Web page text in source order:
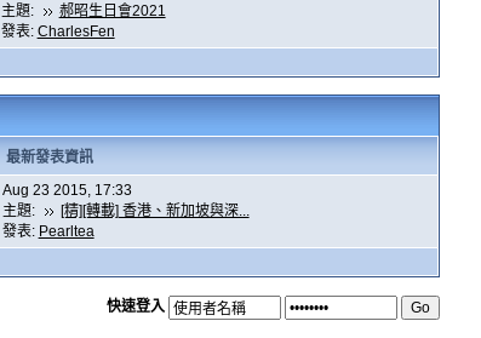
主題:
郝昭生日會2021
發表: CharlesFen
最新發表資訊
Aug 23 2015, 17:33
主題:
[精][轉載] 香港、新加坡與深...
發表: Pearltea
快速登入